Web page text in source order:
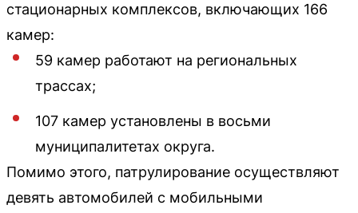
стационарных комплексов, включающих 166
камер:
59 камер работают на региональных
трассах;
107 камер установлены в восьми
муниципалитетах округа.
Помимо этого, патрулирование осуществляют
девять автомобилей с мобильными